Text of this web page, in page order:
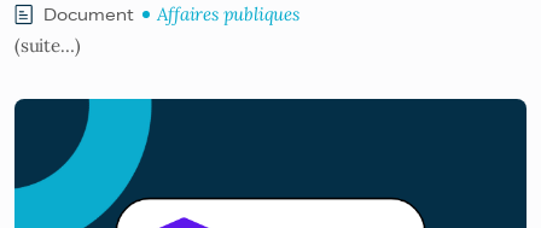
Document
Affaires publiques
(suite…)